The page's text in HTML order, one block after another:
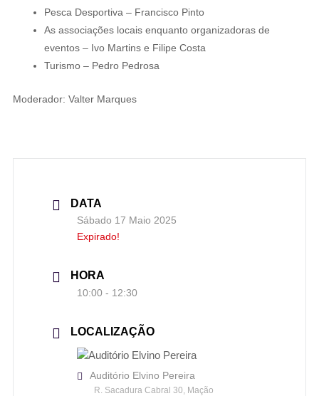
Pesca Desportiva – Francisco Pinto
As associações locais enquanto organizadoras de
eventos – Ivo Martins e Filipe Costa
Turismo – Pedro Pedrosa
Moderador: Valter Marques
DATA
Sábado 17 Maio 2025
Expirado!
HORA
10:00 - 12:30
LOCALIZAÇÃO
Auditório Elvino Pereira
R. Sacadura Cabral 30, Mação